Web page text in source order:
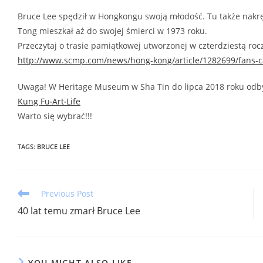
Bruce Lee spędził w Hongkongu swoją młodość. Tu także
Tong mieszkał aż do swojej śmierci w 1973 roku.
Przeczytaj o trasie pamiątkowej utworzonej w czterdziestą
http://www.scmp.com/news/hong-kong/article/1282699/fans-
Uwaga! W Heritage Museum w Sha Tin do lipca 2018 roku
Kung Fu‧Art‧Life
Warto się wybrać!!!
TAGS: BRUCE LEE
Read
more
articles
Previous Post
40 lat temu zmarł Bruce Lee